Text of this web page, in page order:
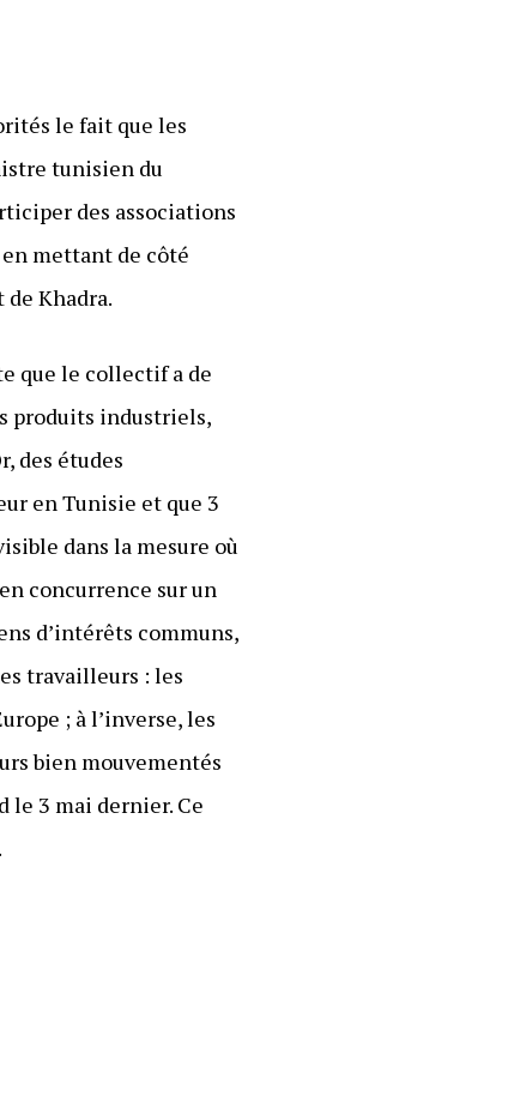
le fait que les
tunisien du
des associations
mettant de côté
Khadra.
que le collectif a de
produits industriels,
des études
en Tunisie et que 3
dans la mesure où
concurrence sur un
d’intérêts communs,
travailleurs : les
; à l’inverse, les
bien mouvementés
le 3 mai dernier. Ce